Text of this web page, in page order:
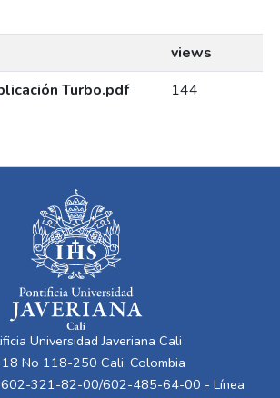
views
Turbo.pdf
144
Universidad Javeriana Cali
No 118-250 Cali, Colombia
602-321-82-00/602-485-64-00 - Línea